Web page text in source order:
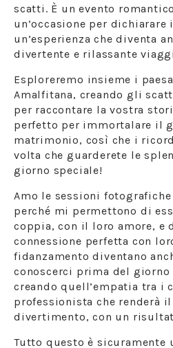
scatti. È un evento
un’occasione per dichiarare
un’esperienza che diventa
divertente e rilassante
Esploreremo insieme i
Amalfitana, creando gli
per raccontare la vostra
perfetto per immortalare il
matrimonio, così che i
volta che guarderete le
giorno speciale!
Amo le sessioni
perché mi permettono di
coppia, con il loro amore, e
connessione perfetta con
fidanzamento diventano
conoscerci prima del
creando quell’empatia tra i
professionista che renderà
divertimento, con un
Tutto questo è sicuramente